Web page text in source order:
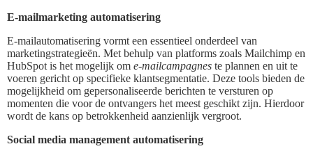
E-mailmarketing automatisering
E-mailautomatisering vormt een essentieel onderdeel van
marketingstrategieën. Met behulp van platforms zoals Mailchimp en
HubSpot is het mogelijk om e-mailcampagnes te plannen en uit te
voeren gericht op specifieke klantsegmentatie. Deze tools bieden de
mogelijkheid om gepersonaliseerde berichten te versturen op
momenten die voor de ontvangers het meest geschikt zijn. Hierdoor
wordt de kans op betrokkenheid aanzienlijk vergroot.
Social media management automatisering